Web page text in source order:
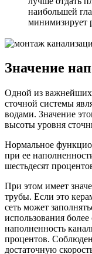
наибольшей
минимизирует
Значение
Одной из важнейших
сточной системы
водами. Значение
высоты уровня
Нормальное
при ее
шестьдесят
При этом имеет
трубы. Если это
сеть может
использования более
наполненность
процентов.
достаточную